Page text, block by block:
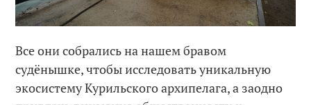
Все они собрались на нашем бравом
судёнышке, чтобы исследовать уникальную
экосистему Курильского архипелага, а заодно